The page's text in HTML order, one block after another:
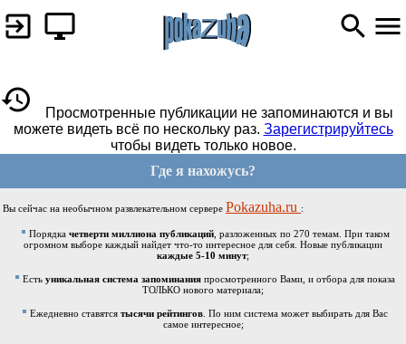
Просмотренные публикации не запоминаются и вы
можете видеть всё по нескольку раз. Зарегистрируйтесь
чтобы видеть только новое.
Где я нахожусь?
Вы сейчас на необычном развлекательном сервере Pokazuha.ru :
Порядка четверти миллиона публикаций, разложенных по 270 темам. При таком
огромном выборе каждый найдет что-то интересное для себя. Новые публикации
каждые 5-10 минут;
Есть уникальная система запоминания просмотренного Вами, и отбора для показа
ТОЛЬКО нового материала;
Ежедневно ставятся тысячи рейтингов . По ним система может выбирать для Вас
самое интересное;